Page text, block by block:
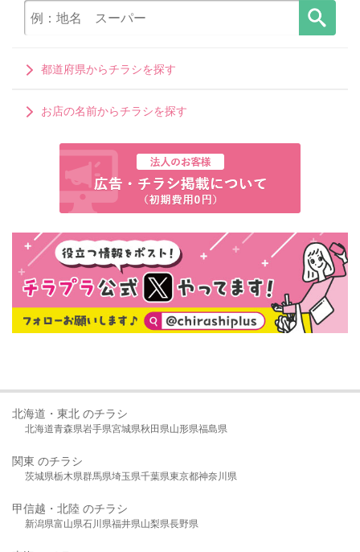
都道府県からチラシを探す
お店の名前からチラシを探す
北海道・東北 のチラシ
北海道青森県岩手県宮城県秋田県山形県福島県
関東 のチラシ
茨城県栃木県群馬県埼玉県千葉県東京都神奈川県
甲信越・北陸 のチラシ
新潟県富山県石川県福井県山梨県長野県